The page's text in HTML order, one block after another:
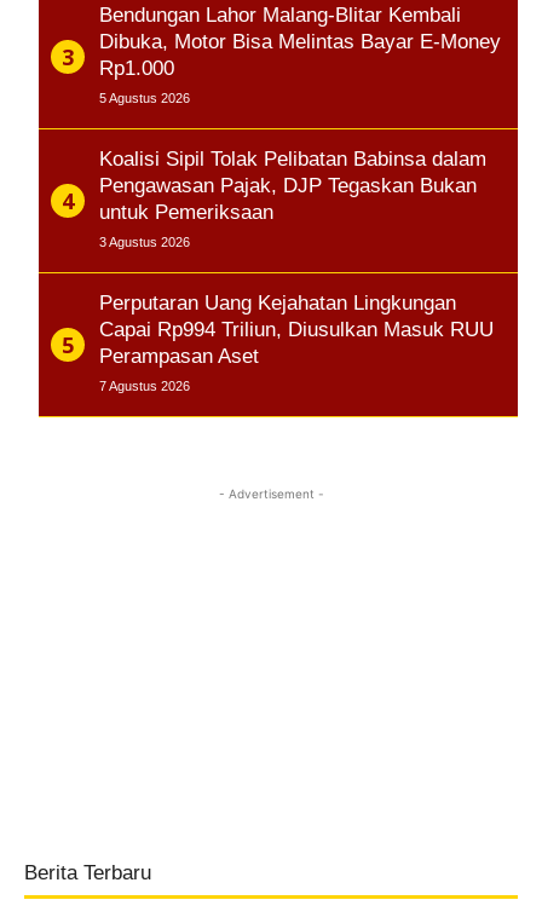
Bendungan Lahor Malang-Blitar Kembali
Dibuka, Motor Bisa Melintas Bayar E-Money
Rp1.000
5 Agustus 2026
Koalisi Sipil Tolak Pelibatan Babinsa dalam
Pengawasan Pajak, DJP Tegaskan Bukan
untuk Pemeriksaan
3 Agustus 2026
Perputaran Uang Kejahatan Lingkungan
Capai Rp994 Triliun, Diusulkan Masuk RUU
Perampasan Aset
7 Agustus 2026
- Advertisement -
Berita Terbaru